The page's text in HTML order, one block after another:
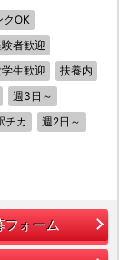
クOK
者歓迎
学生歓迎
扶養内
週3日～
チカ 週2日～
フォーム